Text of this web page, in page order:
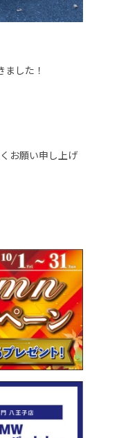
した！
お願い申し上げ